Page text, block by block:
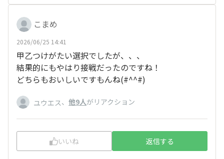
こまめ
2026/06/25 14:41
甲乙つけがたい選択でしたが、、、
結果的にもやはり接戦だったのですね！
どちらもおいしいですもんね(#^^#)
ユウエス、 他9人がリアクション
いいね 返信する